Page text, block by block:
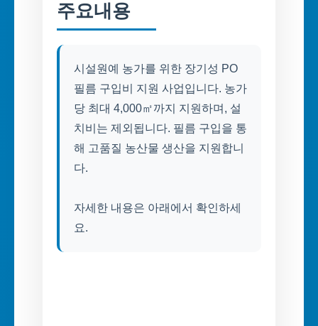
주요내용
시설원예 농가를 위한 장기성 PO
필름 구입비 지원 사업입니다. 농가
당 최대 4,000㎡까지 지원하며, 설
치비는 제외됩니다. 필름 구입을 통
해 고품질 농산물 생산을 지원합니
다.
자세한 내용은 아래에서 확인하세
요.